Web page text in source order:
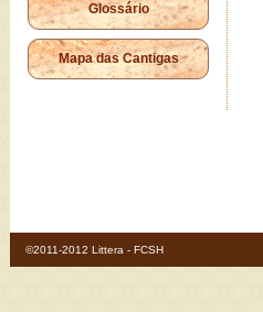
Glossário
Mapa das Cantigas
©2011-2012 Littera - FCSH